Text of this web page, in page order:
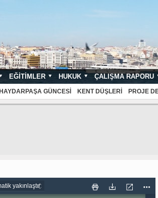
EĞITIMLER HUKUK ÇALIŞMA RAPORU
HAYDARPAŞA GÜNCESI KENT DÜŞLERI PROJE